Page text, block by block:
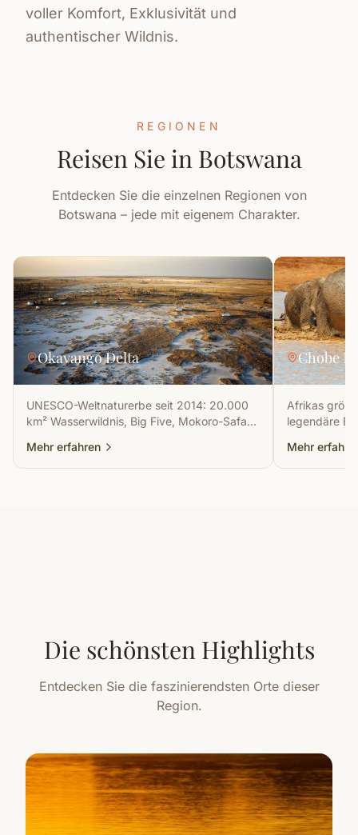
voller Komfort, Exklusivität und
authentischer Wildnis.
REGIONEN
Reisen Sie in Botswana
Entdecken Sie die einzelnen Regionen von
Botswana – jede mit eigenem Charakter.
Okavango Delta
UNESCO-Weltnaturerbe seit 2014: 20.000
km² Wasserwildnis, Big Five, Mokoro-Safaris
Binnendelta der Erde.
Mehr erfahren
Chobe
Afrikas
legendäre
km von den
Mehr
Die schönsten Highlights
Entdecken Sie die faszinierendsten Orte dieser
Region.